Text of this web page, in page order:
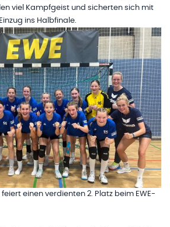
viel Kampfgeist und sicherten sich mit
ins Halbfinale.
feiert einen verdienten 2. Platz beim EWE-